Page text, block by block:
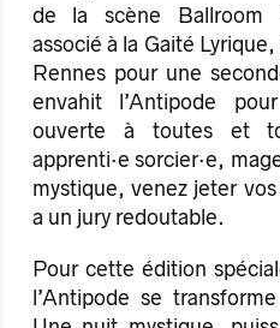
de la scène Ballroom
associé à la Gaité
Rennes pour une
envahit l’Antipode
ouverte à toutes et
apprenti·e sorcier·e,
mystique, venez jeter
a un jury redoutable.
Pour cette édition
l’Antipode se